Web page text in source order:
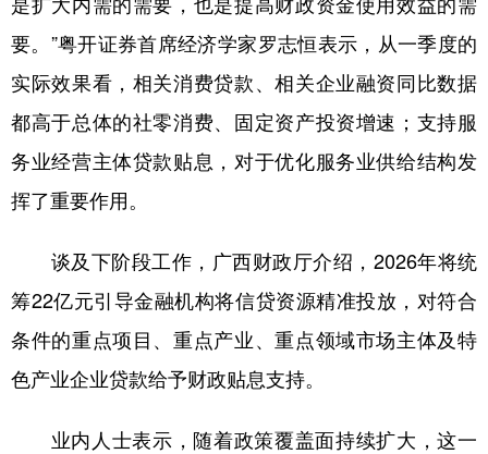
是扩大内需的需要，也是提高财政资金使用效益的需
要。”粤开证券首席经济学家罗志恒表示，从一季度的
实际效果看，相关消费贷款、相关企业融资同比数据
都高于总体的社零消费、固定资产投资增速；支持服
务业经营主体贷款贴息，对于优化服务业供给结构发
挥了重要作用。
谈及下阶段工作，广西财政厅介绍，2026年将统
筹22亿元引导金融机构将信贷资源精准投放，对符合
条件的重点项目、重点产业、重点领域市场主体及特
色产业企业贷款给予财政贴息支持。
业内人士表示，随着政策覆盖面持续扩大，这一